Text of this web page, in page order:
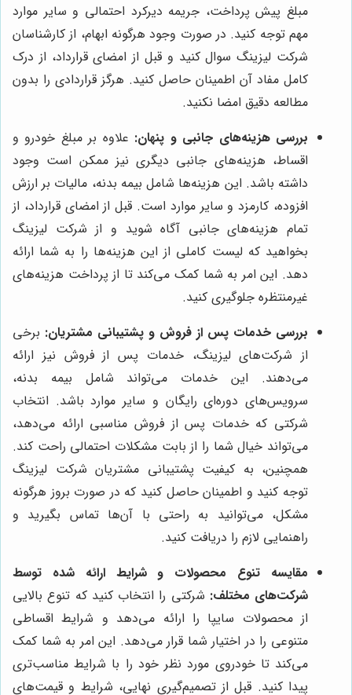
مبلغ پیش پرداخت، جریمه دیرکرد احتمالی و سایر موارد
مهم توجه کنید. در صورت وجود هرگونه ابهام، از کارشناسان
شرکت لیزینگ سوال کنید و قبل از امضای قرارداد، از درک
کامل مفاد آن اطمینان حاصل کنید. هرگز قراردادی را بدون
مطالعه دقیق امضا نکنید.
بررسی هزینه‌های جانبی و پنهان: علاوه بر مبلغ خودرو و
اقساط، هزینه‌های جانبی دیگری نیز ممکن است وجود
داشته باشد. این هزینه‌ها شامل بیمه بدنه، مالیات بر ارزش
افزوده، کارمزد و سایر موارد است. قبل از امضای قرارداد، از
تمام هزینه‌های جانبی آگاه شوید و از شرکت لیزینگ
بخواهید که لیست کاملی از این هزینه‌ها را به شما ارائه
دهد. این امر به شما کمک می‌کند تا از پرداخت هزینه‌های
غیرمنتظره جلوگیری کنید.
بررسی خدمات پس از فروش و پشتیبانی مشتریان: برخی
از شرکت‌های لیزینگ، خدمات پس از فروش نیز ارائه
می‌دهند. این خدمات می‌تواند شامل بیمه بدنه،
سرویس‌های دوره‌ای رایگان و سایر موارد باشد. انتخاب
شرکتی که خدمات پس از فروش مناسبی ارائه می‌دهد،
می‌تواند خیال شما را از بابت مشکلات احتمالی راحت کند.
همچنین، به کیفیت پشتیبانی مشتریان شرکت لیزینگ
توجه کنید و اطمینان حاصل کنید که در صورت بروز هرگونه
مشکل، می‌توانید به راحتی با آن‌ها تماس بگیرید و
راهنمایی لازم را دریافت کنید.
مقایسه تنوع محصولات و شرایط ارائه شده توسط
شرکت‌های مختلف: شرکتی را انتخاب کنید که تنوع بالایی
از محصولات سایپا را ارائه می‌دهد و شرایط اقساطی
متنوعی را در اختیار شما قرار می‌دهد. این امر به شما کمک
می‌کند تا خودروی مورد نظر خود را با شرایط مناسب‌تری
پیدا کنید. قبل از تصمیم‌گیری نهایی، شرایط و قیمت‌های